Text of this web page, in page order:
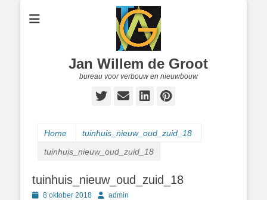
Jan Willem de Groot
bureau voor verbouw en nieuwbouw
Twitter
E-
LinkedIn
Pinterest
Home
tuinhuis_nieuw_oud_zuid_18
tuinhuis_nieuw_oud_zuid_18
tuinhuis_nieuw_oud_zuid_18
Geplaatst
8 oktober 2018 Authoradmin